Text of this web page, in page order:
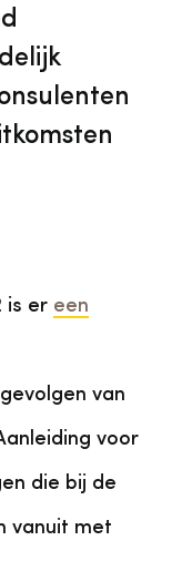
is er een
van
voor
die bij de
vanuit met